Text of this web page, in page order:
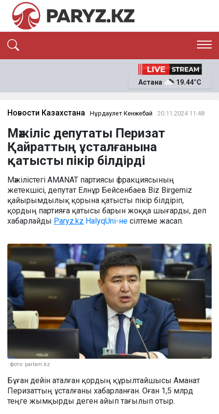
ЭКОНОМИКА
ОҚИҒА
News
Астана 19.44°C
Новости Казахстана Нұрдаулет Кенжебай 20.11.2024 11:48
Мәжіліс депутаты Перизат
Қайраттың ұсталғанына
қатысты пікір білдірді
Мәжілістегі AMANAT партиясы фракциясының
жетекшісі, депутат Елнұр Бейсенбаев Biz Birgemiz
қайырымдылық қорына қатысты пікір білдіріп,
қордың партияға қатысы барын жоққа шығарды, деп
хабарлайды Paryz.kz HalyqUni-не сілтеме жасап.
фото: parlam.kz
Бұған дейін аталған қордың құрылтайшысы Аманат
Перизаттың ұсталғаны хабарланған. Оған 1,5 млрд
теңге жымқырды деген айып тағылып отыр.